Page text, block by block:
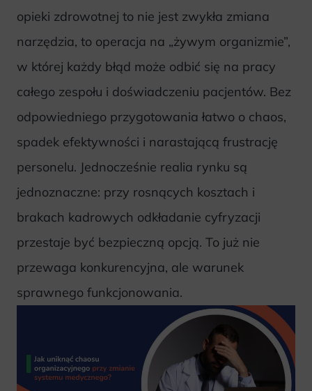
opieki zdrowotnej to nie jest zwykła zmiana
narzędzia, to operacja na „żywym organizmie”,
w której każdy błąd może odbić się na pracy
całego zespołu i doświadczeniu pacjentów. Bez
odpowiedniego przygotowania łatwo o chaos,
spadek efektywności i narastającą frustrację
personelu. Jednocześnie realia rynku są
jednoznaczne: przy rosnących kosztach i
brakach kadrowych odkładanie cyfryzacji
przestaje być bezpieczną opcją. To już nie
przewaga konkurencyjna, ale warunek
sprawnego funkcjonowania.